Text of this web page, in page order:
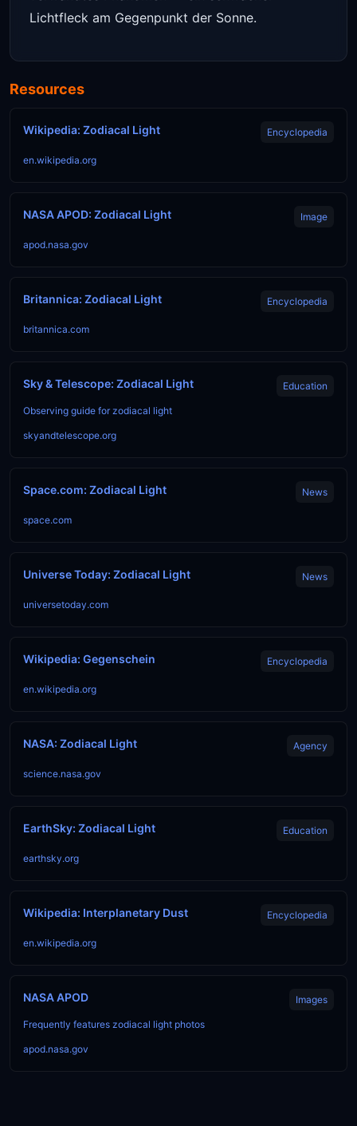
Lichtfleck am Gegenpunkt der Sonne.
Resources
Wikipedia: Zodiacal Light Encyclopedia
en.wikipedia.org
NASA APOD: Zodiacal Light Image
apod.nasa.gov
Britannica: Zodiacal Light Encyclopedia
britannica.com
Sky & Telescope: Zodiacal Light Education
Observing guide for zodiacal light
skyandtelescope.org
Space.com: Zodiacal Light News
space.com
Universe Today: Zodiacal Light News
universetoday.com
Wikipedia: Gegenschein Encyclopedia
en.wikipedia.org
NASA: Zodiacal Light Agency
science.nasa.gov
EarthSky: Zodiacal Light Education
earthsky.org
Wikipedia: Interplanetary Dust Encyclopedia
en.wikipedia.org
NASA APOD Images
Frequently features zodiacal light photos
apod.nasa.gov